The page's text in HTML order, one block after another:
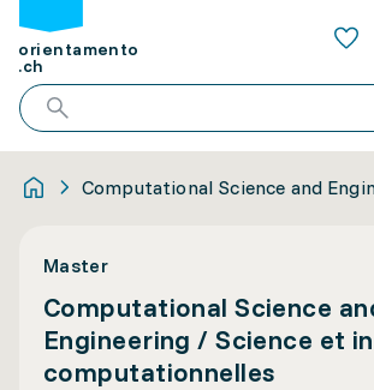
orientamento
.ch
Computational Science and
Master
Computational Science
Engineering / Science et
computationnelles